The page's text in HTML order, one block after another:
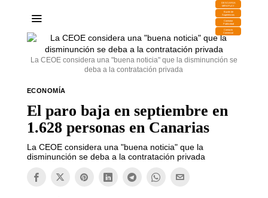
DESCARGA
MIRAPLAY
Buzón de
Sugerencias
Contratar
Publicidad
Contacto
Comercial
La CEOE considera una "buena noticia" que la disminunción se
deba a la contratación privada
ECONOMÍA
El paro baja en septiembre en
1.628 personas en Canarias
La CEOE considera una "buena noticia" que la
disminunción se deba a la contratación privada